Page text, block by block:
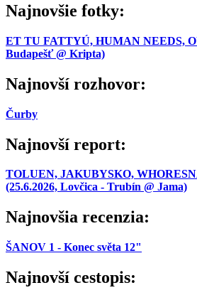
Najnovšie fotky:
ET TU FATTYÚ, HUMAN NEEDS,
Budapešť @ Kripta)
Najnovší rozhovor:
Čurby
Najnovší report:
TOLUEN, JAKUBYSKO,
(25.6.2026, Lovčica - Trubín @ Jama)
Najnovšia recenzia:
ŠANOV 1 - Konec světa 12"
Najnovší cestopis: